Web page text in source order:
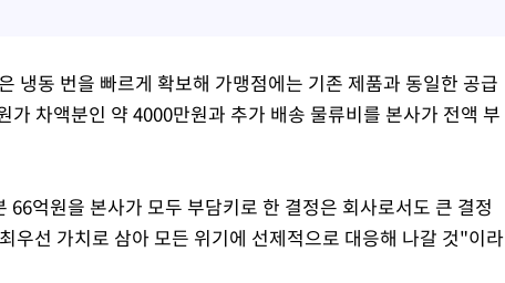
냉동 번을 빠르게 확보해 가맹점에는 기존 제품과 동일한 공급
가 차액분인 약 4000만원과 추가 배송 물류비를 본사가 전액 부
억원을 본사가 모두 부담키로 한 결정은 회사로서도 큰 결정
우선 가치로 삼아 모든 위기에 선제적으로 대응해 나갈 것"이라